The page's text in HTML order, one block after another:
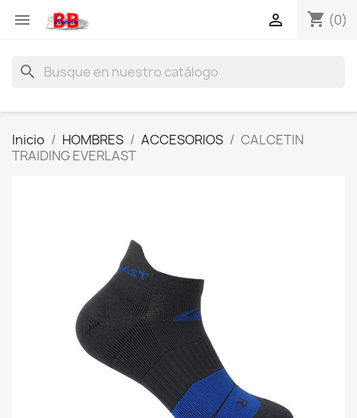
 shopping_cart (0)

search
Inicio HOMBRES ACCESORIOS
CALCETIN
TRAIDING EVERLAST